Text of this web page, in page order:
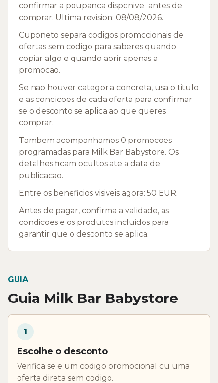
confirmar a poupanca disponivel antes de
comprar. Ultima revision: 08/08/2026.
Cuponeto separa codigos promocionais de
ofertas sem codigo para saberes quando
copiar algo e quando abrir apenas a
promocao.
Se nao houver categoria concreta, usa o titulo
e as condicoes de cada oferta para confirmar
se o desconto se aplica ao que queres
comprar.
Tambem acompanhamos 0 promocoes
programadas para Milk Bar Babystore. Os
detalhes ficam ocultos ate a data de
publicacao.
Entre os beneficios visiveis agora: 50 EUR.
Antes de pagar, confirma a validade, as
condicoes e os produtos incluidos para
garantir que o desconto se aplica.
GUIA
Guia Milk Bar Babystore
1
Escolhe o desconto
Verifica se e um codigo promocional ou uma
oferta direta sem codigo.